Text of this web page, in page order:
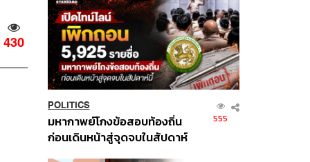
430
POLITICS
มหากาพย์โกงข้อสอบท้องถิ่น
ก่อนเดินหน้าสู่จุดจบในสัปดาห์
555